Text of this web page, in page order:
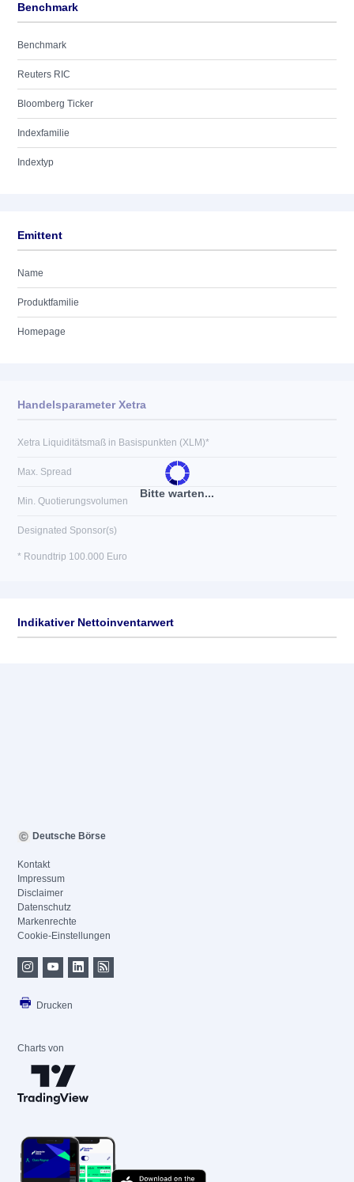
Benchmark
Benchmark
Reuters RIC
Bloomberg Ticker
Indexfamilie
Indextyp
Emittent
Name
Produktfamilie
Homepage
Bitte warten...
Handelsparameter Xetra
Xetra Liquiditätsmaß in Basispunkten (XLM)*
Max. Spread
Min. Quotierungsvolumen
Designated Sponsor(s)
* Roundtrip 100.000 Euro
Indikativer Nettoinventarwert
Deutsche Börse
Kontakt
Impressum
Disclaimer
Datenschutz
Markenrechte
Cookie-Einstellungen
Drucken
Charts von